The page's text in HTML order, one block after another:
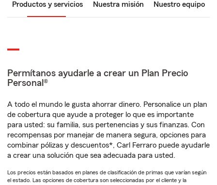
Productos y servicios Nuestra misión Nuestro equipo
Permítanos ayudarle a crear un Plan Precio
Personal®
A todo el mundo le gusta ahorrar dinero. Personalice un plan
de cobertura que ayude a proteger lo que es importante
para usted: su familia, sus pertenencias y sus finanzas. Con
recompensas por manejar de manera segura, opciones para
combinar pólizas y descuentos*, Carl Ferraro puede ayudarle
a crear una solución que sea adecuada para usted.
Los precios están basados en planes de clasificación de primas que varían según
el estado. Las opciones de cobertura son seleccionadas por el cliente y la